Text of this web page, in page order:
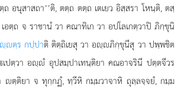
ถ อนุสาสถา’’ติ, ตตฺถ ตตฺถ เตเยว อิสฺสรา โหนฺติ, ตสฺ
อตฺถ จ ราชานํ วา คณาทิเก วา อปโลเกตฺวาปิ ภิกฺขุนิ
ตฺร กปฺปาติ ติตฺถิเยสุ วา อฺภิกฺขุนีสุ วา ปพฺพชิต
ปตฺวา อฺํ อุปสมฺปาเทนฺติยา คณอาจรินี ปตฺตจีวร
ตฺติยา จ ทุกฺกฏํ, ทฺวีหิ กมฺมวาจาหิ ถุลฺลจฺจยํ, กมฺม